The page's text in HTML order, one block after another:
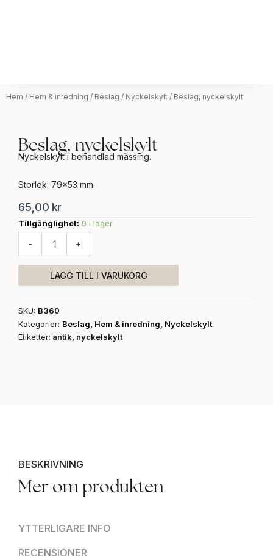
Hem / Hem & inredning / Beslag / Nyckelskylt / Beslag, nyckelskylt
Beslag, nyckelskylt
Nyckelskylt i behandlad mässing.
Storlek: 79×53 mm.
65,00 kr
Tillgänglighet: 9 i lager
-
Beslag,
nyckelskylt
+
LÄGG TILL I VARUKORG
SKU: B360
Kategorier: Beslag, Hem & inredning, Nyckelskylt
Etiketter: antik, nyckelskylt
BESKRIVNING
YTTERLIGARE INFO
RECENSIONER
Mer om produkten